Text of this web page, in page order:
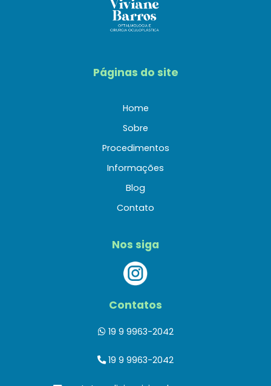
Páginas do site
Home
Sobre
Procedimentos
Informações
Blog
Contato
Nos siga
Contatos
19 9 9963-2042
19 9 9963-2042